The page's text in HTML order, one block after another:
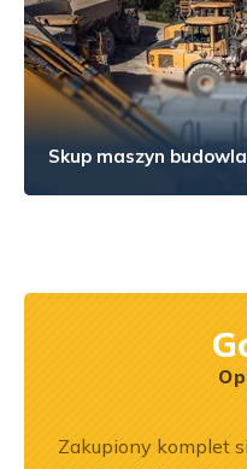
Skup maszyn
Zakupiony komplet